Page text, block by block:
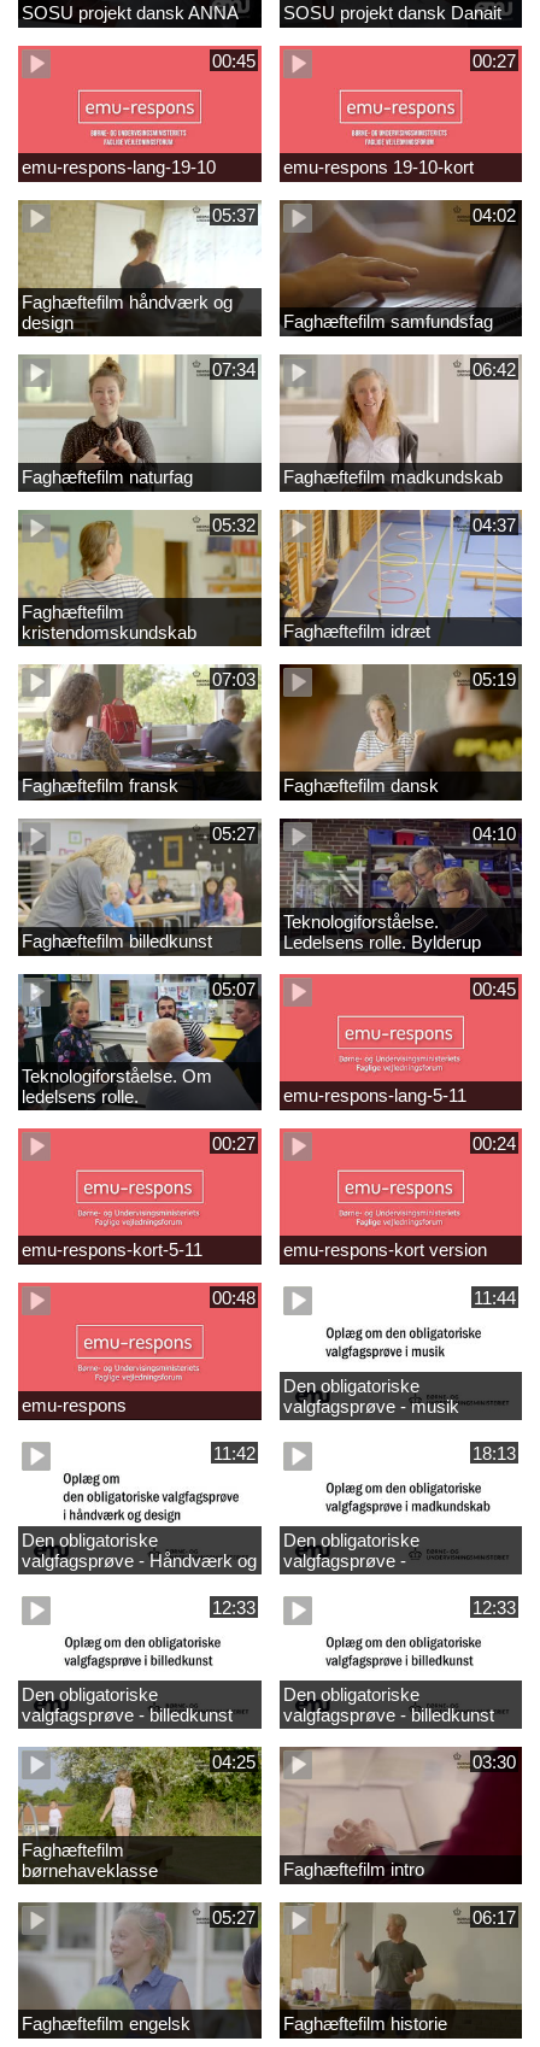
SOSU projekt dansk ANNA SOSU projekt dansk Danait
00:45
emu-respons-lang-19-10
00:27
emu-respons 19-10-kort
05:37
Faghæftefilm håndværk og
design
04:02
Faghæftefilm samfundsfag
07:34
Faghæftefilm naturfag
06:42
Faghæftefilm madkundskab
05:32
Faghæftefilm
kristendomskundskab
04:37
Faghæftefilm idræt
07:03
Faghæftefilm fransk
05:19
Faghæftefilm dansk
05:27
Faghæftefilm billedkunst
04:10
Teknologiforståelse.
Ledelsens rolle. Bylderup
Skole
05:07
Teknologiforståelse. Om
ledelsens rolle.
Sofiendalskolen
00:45
emu-respons-lang-5-11
00:27
emu-respons-kort-5-11
00:24
emu-respons-kort version
00:48
emu-respons
11:44
Den obligatoriske
valgfagsprøve - musik
11:42
Den obligatoriske
valgfagsprøve - Håndværk og
design
18:13
Den obligatoriske
valgfagsprøve -
madkundskab
12:33
Den obligatoriske
valgfagsprøve - billedkunst
større LK
12:33
Den obligatoriske
valgfagsprøve - billedkunst
04:25
Faghæftefilm
børnehaveklasse
03:30
Faghæftefilm intro
05:27
Faghæftefilm engelsk
06:17
Faghæftefilm historie